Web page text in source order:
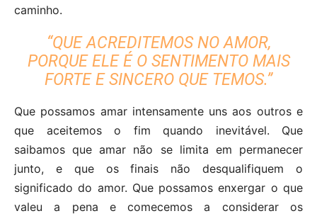
caminho.
“QUE ACREDITEMOS NO AMOR,
PORQUE ELE É O SENTIMENTO MAIS
FORTE E SINCERO QUE TEMOS.”
Que possamos amar intensamente uns aos outros e
que aceitemos o fim quando inevitável. Que
saibamos que amar não se limita em permanecer
junto, e que os finais não desqualifiquem o
significado do amor. Que possamos enxergar o que
valeu a pena e comecemos a considerar os